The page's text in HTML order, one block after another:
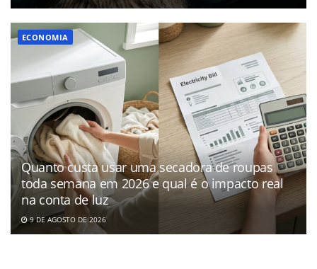
ECONOMIA
Quanto custa usar uma secadora de roupas
toda semana em 2026 e qual é o impacto real
na conta de luz
9 DE AGOSTO DE 2026